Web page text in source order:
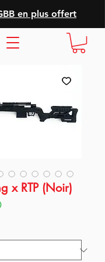
en plus offert
x RTP (Noir)
Sale